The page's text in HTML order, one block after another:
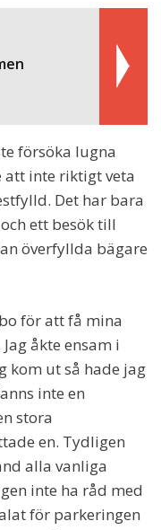
försöka lugna
inte riktigt veta
Det har bara
ett besök till
överfyllda bägare
för att få mina
åkte ensam i
kom ut så hade jag
inte en
stora
en. Tydligen
alla vanliga
inte ha råd med
för parkeringen